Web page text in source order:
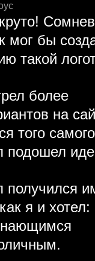
мог бы
такой
более
на
того
подошел
получился
я и